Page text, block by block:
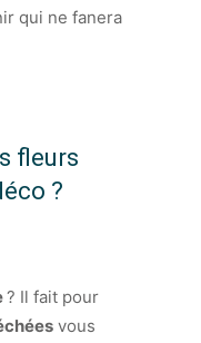
qui ne fanera
fleurs
?
? Il fait pour
vous